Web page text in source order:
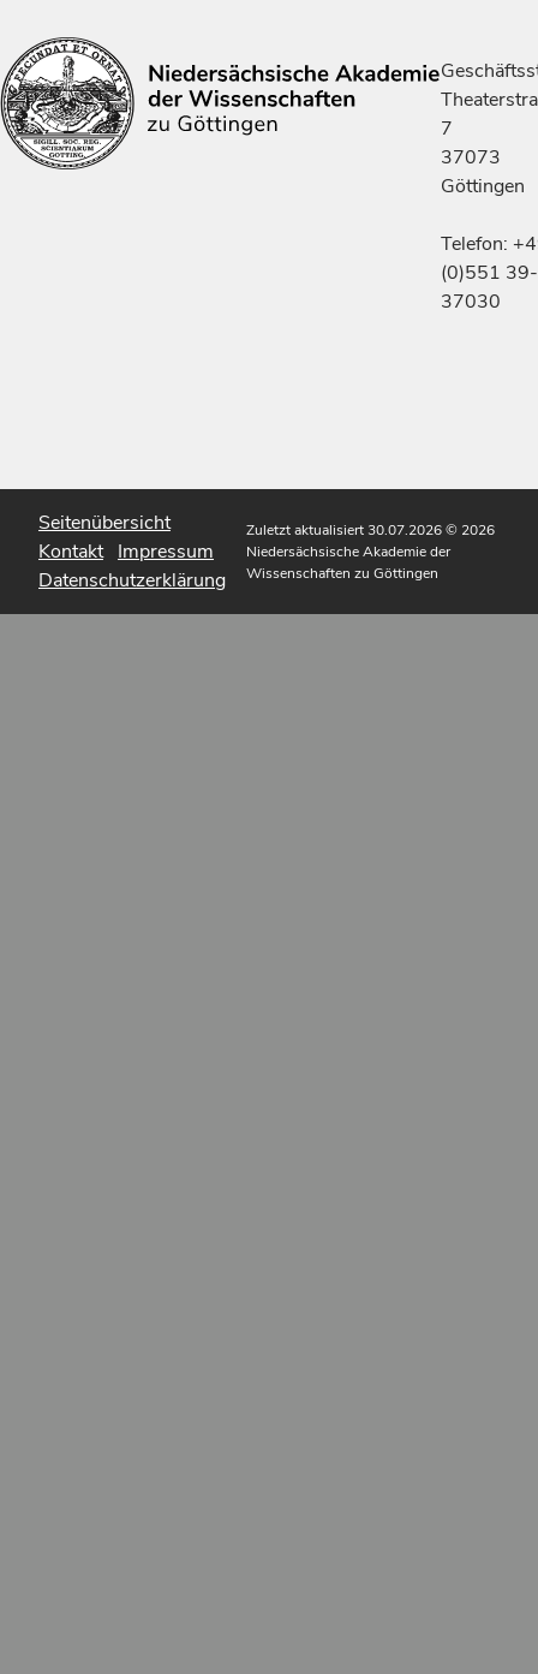
7
37073
Göttingen
Telefon:
(0)551 39-
37030
Seitenübersicht
Kontakt Impressum
Datenschutzerklärung
Zuletzt aktualisiert 30.07.2026© 2026
Niedersächsische Akademie der
Wissenschaften zu Göttingen